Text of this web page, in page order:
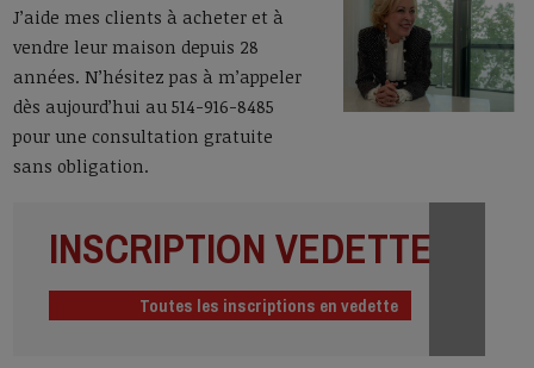
J’aide mes clients à acheter et à
vendre leur maison depuis 28
années. N’hésitez pas à m’appeler
dès aujourd’hui au 514-916-8485
pour une consultation gratuite
sans obligation.
INSCRIPTION VEDETTE
Toutes les inscriptions en vedette